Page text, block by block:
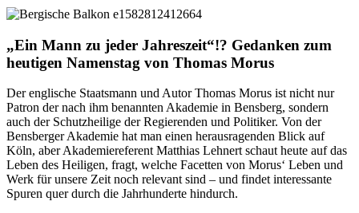
„Ein Mann zu jeder Jahreszeit“!? Gedanken zum
heutigen Namenstag von Thomas Morus
Der englische Staatsmann und Autor Thomas Morus ist nicht nur
Patron der nach ihm benannten Akademie in Bensberg, sondern
auch der Schutzheilige der Regierenden und Politiker. Von der
Bensberger Akademie hat man einen herausragenden Blick auf
Köln, aber Akademiereferent Matthias Lehnert schaut heute auf das
Leben des Heiligen, fragt, welche Facetten von Morus‘ Leben und
Werk für unsere Zeit noch relevant sind – und findet interessante
Spuren quer durch die Jahrhunderte hindurch.